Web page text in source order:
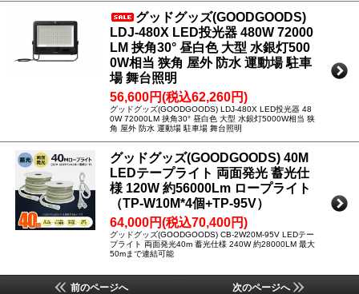
グッドグッズ(GOODGOODS)
LDJ-480X LED投光器 480W 72000
LM 挟角30° 昼白色 大型 水銀灯500
0W相当 狭角 屋外 防水 運動場 駐車
場 舞台照明
56,600円(税込62,260円)
グッドグッズ(GOODGOODS) LDJ-480X LED投光器 48
0W 72000LM 挟角30° 昼白色 大型 水銀灯5000W相当 狭
角 屋外 防水 運動場 駐車場 舞台照明
グッドグッズ(GOODGOODS) 40M
LEDテープライト 両面発光 蓄光仕
様 120W 約56000Lm ロープライト
（TP-W10M*4個+TP-95V）
64,000円(税込70,400円)
グッドグッズ(GOODGOODS) CB-2W20M-95V LEDテー
プライト 両面発光40m 蓄光仕様 240W 約28000LM 最大
50mまで連結可能
前のページへ 次のページへ